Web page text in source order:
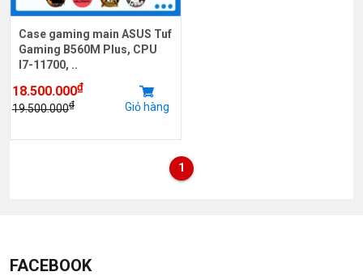
Case gaming main ASUS Tuf
Gaming B560M Plus, CPU
I7-11700, ..
18.500.000₫
19.500.000₫ Giỏ hàng
1
FACEBOOK